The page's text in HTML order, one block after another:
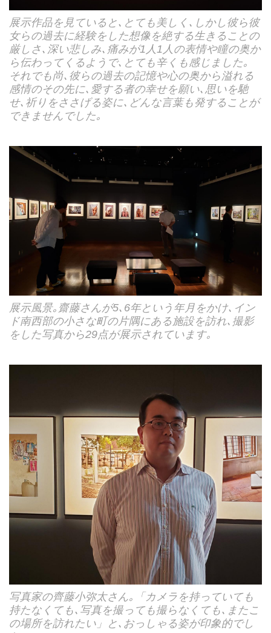
展示作品を見ていると､とても美しく､しかし彼ら彼
女らの過去に経験をした想像を絶する生きることの
厳しさ､深い悲しみ､痛みが1人1人の表情や瞳の奥か
ら伝わってくるようで､とても辛くも感じました｡
それでも尚､彼らの過去の記憶や心の奥から溢れる
感情のその先に､愛する者の幸せを願い､思いを馳
せ､祈りをささげる姿に､どんな言葉も発することが
できませんでした｡
展示風景｡齋藤さんが5､6年という年月をかけ､イン
ド南西部の小さな町の片隅にある施設を訪れ､撮影
をした写真から29点が展示されています｡
写真家の齊藤小弥太さん｡「カメラを持っていても
持たなくても､写真を撮っても撮らなくても､またこ
の場所を訪れたい」と､おっしゃる姿が印象的でし